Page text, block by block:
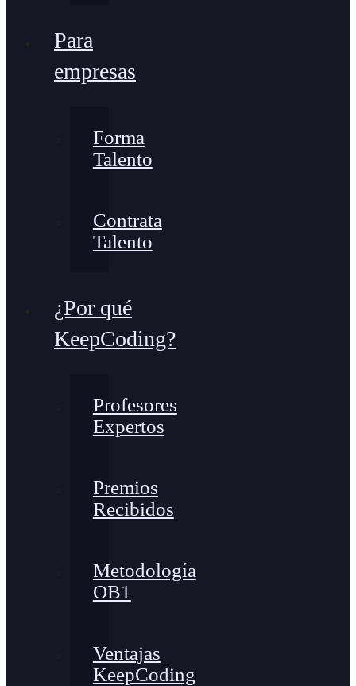
Para
empresas
Forma
Talento
Contrata
Talento
¿Por qué
KeepCoding?
Profesores
Expertos
Premios
Recibidos
Metodología
OB1
Ventajas
KeepCoding